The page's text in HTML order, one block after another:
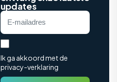
updates
Ik ga akkoord met de
privacy-verklaring